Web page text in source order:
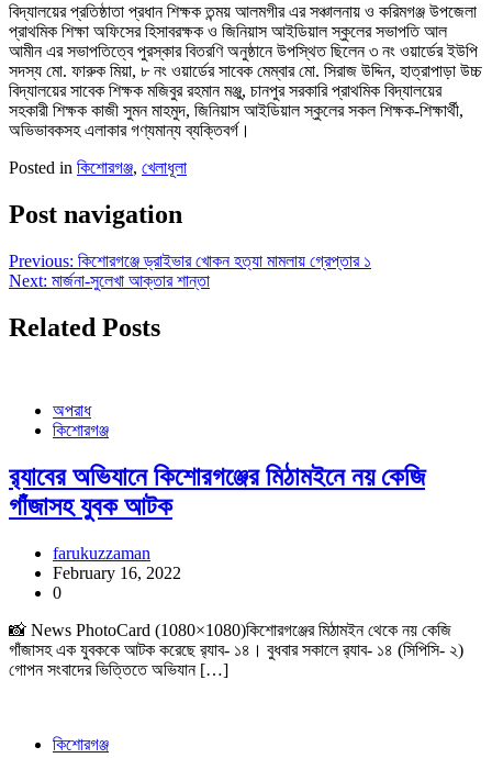
বিদ্যালয়ের প্রতিষ্ঠাতা প্রধান শিক্ষক তন্ময় আলমগীর এর সঞ্চালনায় ও করিমগঞ্জ উপজেলা
প্রাথমিক শিক্ষা অফিসের হিসাবরক্ষক ও জিনিয়াস আইডিয়াল স্কুলের সভাপতি আল
আমীন এর সভাপতিত্বে পুরস্কার বিতরণি অনুষ্ঠানে উপস্থিত ছিলেন ৩ নং ওয়ার্ডের ইউপি
সদস্য মো. ফারুক মিয়া, ৮ নং ওয়ার্ডের সাবেক মেম্বার মো. সিরাজ উদ্দিন, হাত্রাপাড়া উচ্চ
বিদ্যালয়ের সাবেক শিক্ষক মজিবুর রহমান মঞ্জু, চানপুর সরকারি প্রাথমিক বিদ্যালয়ের
সহকারী শিক্ষক কাজী সুমন মাহমুদ, জিনিয়াস আইডিয়াল স্কুলের সকল শিক্ষক-শিক্ষার্থী,
অভিভাবকসহ এলাকার গণ্যমান্য ব্যক্তিবর্গ।
Posted in কিশোরগঞ্জ, খেলাধূলা
Post navigation
Previous: কিশোরগঞ্জে ড্রাইভার খোকন হত্যা মামলায় গ্রেপ্তার ১
Next: মার্জনা-সুলেখা আক্তার শান্তা
Related Posts
অপরাধ
কিশোরগঞ্জ
র‍্যাবের অভিযানে কিশোরগঞ্জের মিঠামইনে নয় কেজি
গাঁজাসহ যুবক আটক
farukuzzaman
February 16, 2022
0
📸 News PhotoCard (1080×1080)কিশোরগঞ্জের মিঠামইন থেকে নয় কেজি
গাঁজাসহ এক যুবককে আটক করেছে র‍্যাব- ১৪। বুধবার সকালে র‍্যাব- ১৪ (সিপিসি- ২)
গোপন সংবাদের ভিত্তিতে অভিযান […]
কিশোরগঞ্জ